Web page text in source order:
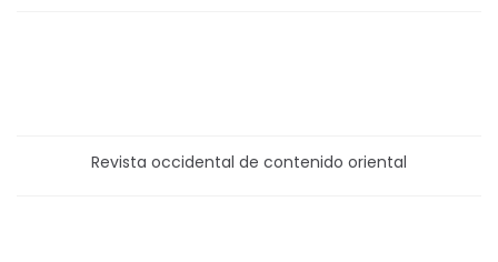
Revista occidental de contenido oriental